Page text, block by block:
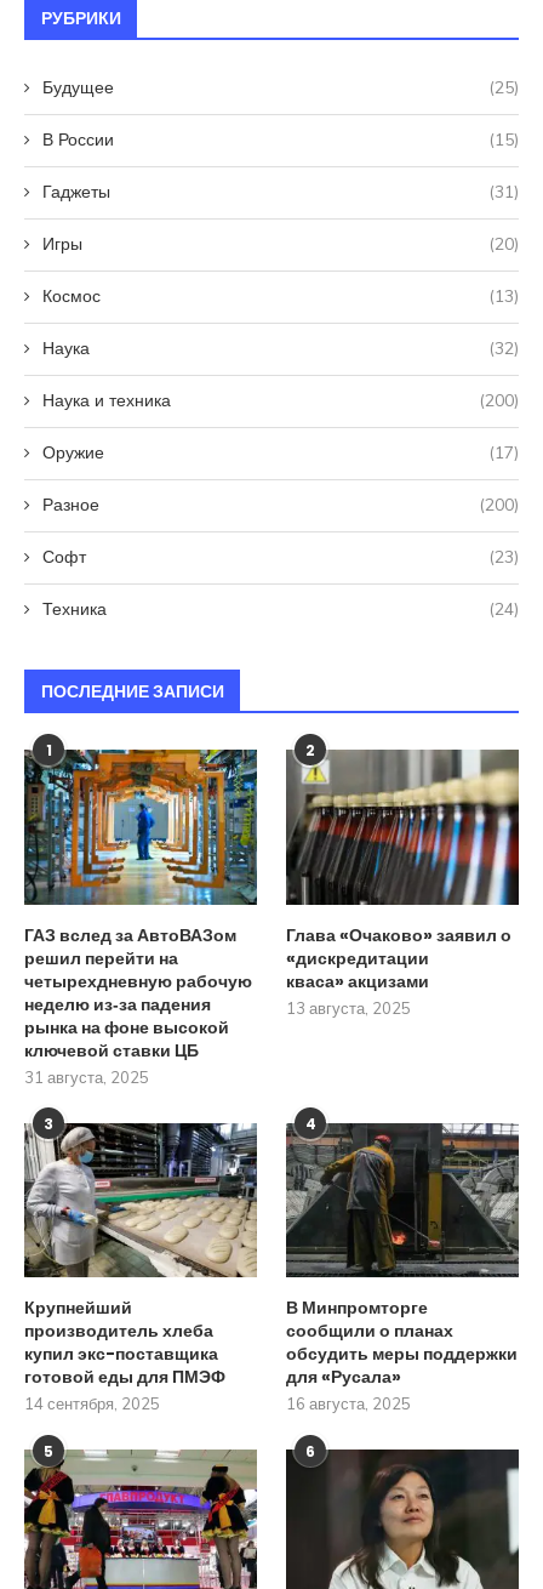
РУБРИКИ
Будущее (25)
В России (15)
Гаджеты (31)
Игры (20)
Космос (13)
Наука (32)
Наука и техника (200)
Оружие (17)
Разное (200)
Софт (23)
Техника (24)
ПОСЛЕДНИЕ ЗАПИСИ
1
ГАЗ вслед за АвтоВАЗом
решил перейти на
четырехдневную рабочую
неделю из‑за падения
рынка на фоне высокой
ключевой ставки ЦБ
31 августа, 2025
2
Глава «Очаково» заявил о
«дискредитации
кваса» акцизами
13 августа, 2025
3
Крупнейший
производитель хлеба
купил экс-поставщика
готовой еды для ПМЭФ
14 сентября, 2025
4
В Минпромторге
сообщили о планах
обсудить меры поддержки
для «Русала»
16 августа, 2025
5 6